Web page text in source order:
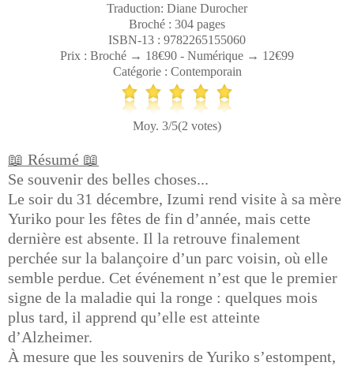
Traduction: Diane Durocher
Broché : 304 pages
ISBN-13 : 9782265155060
Prix : Broché → 18€90 - Numérique → 12€99
Catégorie : Contemporain
Moy. 3/5(2 votes)
📖 Résumé 📖
Se souvenir des belles choses...
Le soir du 31 décembre, Izumi rend visite à sa mère
Yuriko pour les fêtes de fin d’année, mais cette
dernière est absente. Il la retrouve finalement
perchée sur la balançoire d’un parc voisin, où elle
semble perdue. Cet événement n’est que le premier
signe de la maladie qui la ronge : quelques mois
plus tard, il apprend qu’elle est atteinte
d’Alzheimer.
À mesure que les souvenirs de Yuriko s’estompent,